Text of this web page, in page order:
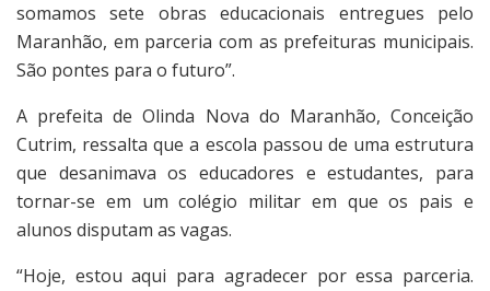
somamos sete obras educacionais entregues pelo
Maranhão, em parceria com as prefeituras municipais.
São pontes para o futuro”.
A prefeita de Olinda Nova do Maranhão, Conceição
Cutrim, ressalta que a escola passou de uma estrutura
que desanimava os educadores e estudantes, para
tornar-se em um colégio militar em que os pais e
alunos disputam as vagas.
“Hoje, estou aqui para agradecer por essa parceria.